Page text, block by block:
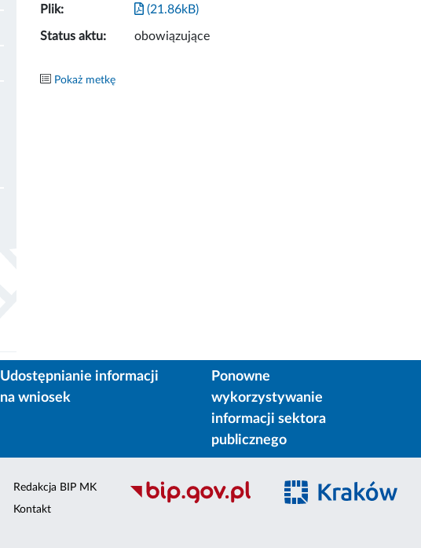
Plik: (21.86kB)
Status aktu: obowiązujące
Pokaż metkę
Udostępnianie informacji
na wniosek
Ponowne
wykorzystywanie
informacji sektora
publicznego
Redakcja BIP MK
Kontakt